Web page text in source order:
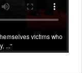
victims who
...